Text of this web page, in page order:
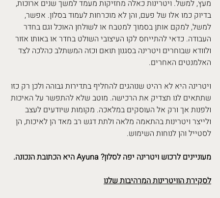
מעץ, למשל. ויטרינות כאלה מחזיקות מעמד למשך שנים ארוכות,
בדיוק כמו אלו של פעם, והן לא מוכרחות לעמוד בסלון. אפשר,
למשל, למקם אותן בסמוך למטבח או לשולחן האוכל וגם בחדר
העבודה. כדאי להתייחס לקו העיצובי השולט בחדר או באותו אזור
ולוודא שבוחרים ויטרינה בסגנון תואם וכזה המשתלב כהלכה לצד
האלמנטים האחרים.
ויטרינה היא לא רהיט שנוהגים להחליף בתדירות גבוהה ולכן רק כזו
שתתאים לנו תצדיק את הרכישה. מוטב שלא להתפשר על האיכות
ולפנות אך ורק אל העוסקים במלאכה. מקומות שיודעים לעצב
ולייצר ויטרינות בהתאמה מלאה ולתת דגש רב מאד הן לאיכות, הן
לסטייל והן לנוחות השימוש.
מעוניינים לרכוש ויטרינה יפה לסלון? Ayuna היא הכתובת הנכונה.
לסקירת הוויטרינות המרהיבות שלנו